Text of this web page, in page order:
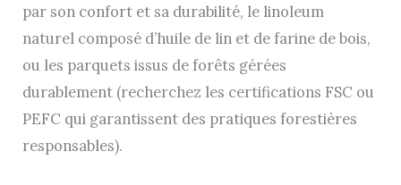
par son confort et sa durabilité, le linoleum
naturel composé d’huile de lin et de farine de bois,
ou les parquets issus de forêts gérées
durablement (recherchez les certifications FSC ou
PEFC qui garantissent des pratiques forestières
responsables).